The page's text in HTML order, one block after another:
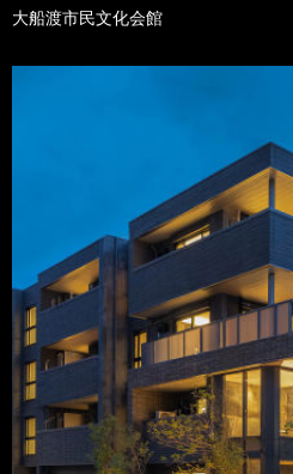
大船渡市民文化会館